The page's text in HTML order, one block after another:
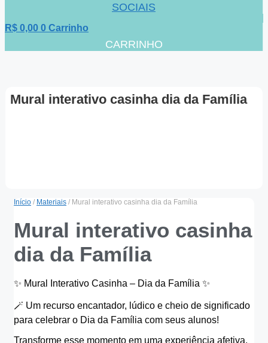
SOCIAIS
R$ 0,00 0 Carrinho
CARRINHO
Mural interativo casinha dia da Família
Início / Materiais / Mural interativo casinha dia da Família
Mural interativo casinha
dia da Família
✨️ Mural Interativo Casinha – Dia da Família ✨️
🪄 Um recurso encantador, lúdico e cheio de significado
para celebrar o Dia da Família com seus alunos!
Transforme esse momento em uma experiência afetiva,